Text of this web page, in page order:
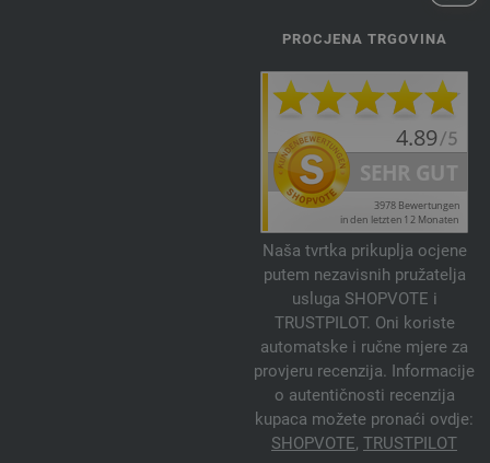
PROCJENA TRGOVINA
Naša tvrtka prikuplja ocjene
putem nezavisnih pružatelja
usluga SHOPVOTE i
TRUSTPILOT. Oni koriste
automatske i ručne mjere za
provjeru recenzija. Informacije
o autentičnosti recenzija
kupaca možete pronaći ovdje:
SHOPVOTE, TRUSTPILOT